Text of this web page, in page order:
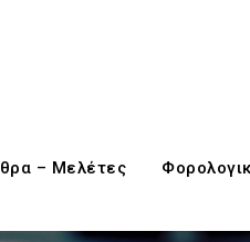
– Μελέτες